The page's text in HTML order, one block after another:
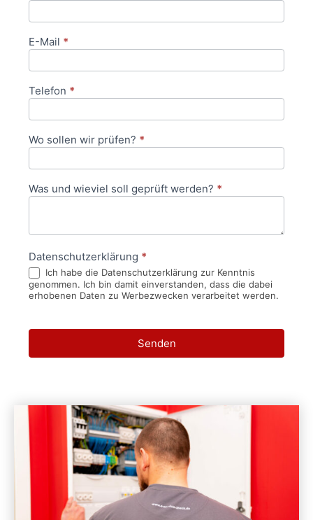
E-Mail *
Telefon *
Wo sollen wir prüfen? *
Was und wieviel soll geprüft werden? *
Datenschutzerklärung *
Ich habe die Datenschutzerklärung zur Kenntnis
genommen. Ich bin damit einverstanden, dass die dabei
erhobenen Daten zu Werbezwecken verarbeitet werden.
Senden